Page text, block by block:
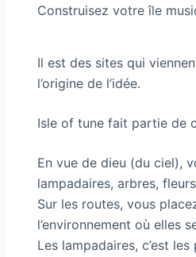
Construisez votre île
Il est des sites qui
l’origine de l’idée.
Isle of tune fait partie de
En vue de dieu (du ciel),
lampadaires, arbres,
Sur les routes, vous
l’environnement où elles
Les lampadaires, c’est